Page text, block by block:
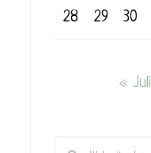
28 29 30
« Juli